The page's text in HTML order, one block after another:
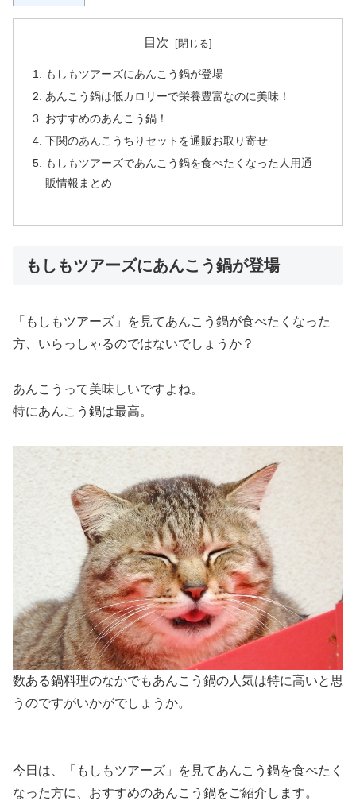
目次
もしもツアーズにあんこう鍋が登場
あんこう鍋は低カロリーで栄養豊富なのに美味！
おすすめのあんこう鍋！
下関のあんこうちりセットを通販お取り寄せ
もしもツアーズであんこう鍋を食べたくなった人用通
販情報まとめ
もしもツアーズにあんこう鍋が登場
「もしもツアーズ」を見てあんこう鍋が食べたくなった
方、いらっしゃるのではないでしょうか？
あんこうって美味しいですよね。
特にあんこう鍋は最高。
数ある鍋料理のなかでもあんこう鍋の人気は特に高いと思
うのですがいかがでしょうか。
今日は、「もしもツアーズ」を見てあんこう鍋を食べたく
なった方に、おすすめのあんこう鍋をご紹介します。